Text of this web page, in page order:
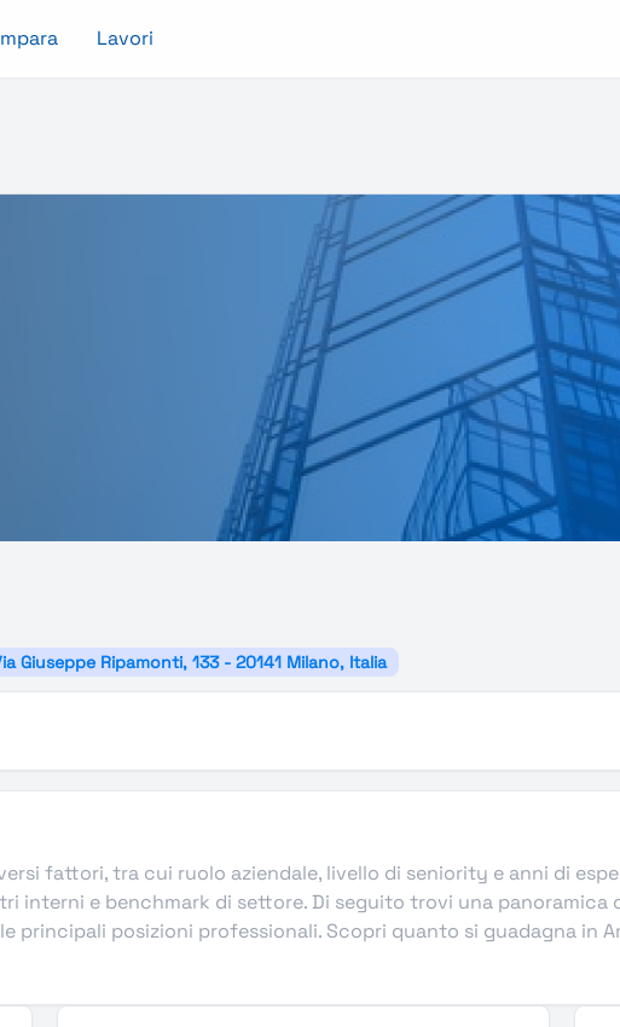
Lavori
Giuseppe Ripamonti, 133 - 20141 Milano, Italia
fattori, tra cui ruolo aziendale, livello di seniority e anni di
interni e benchmark di settore. Di seguito trovi una
principali posizioni professionali. Scopri quanto si guadagna in